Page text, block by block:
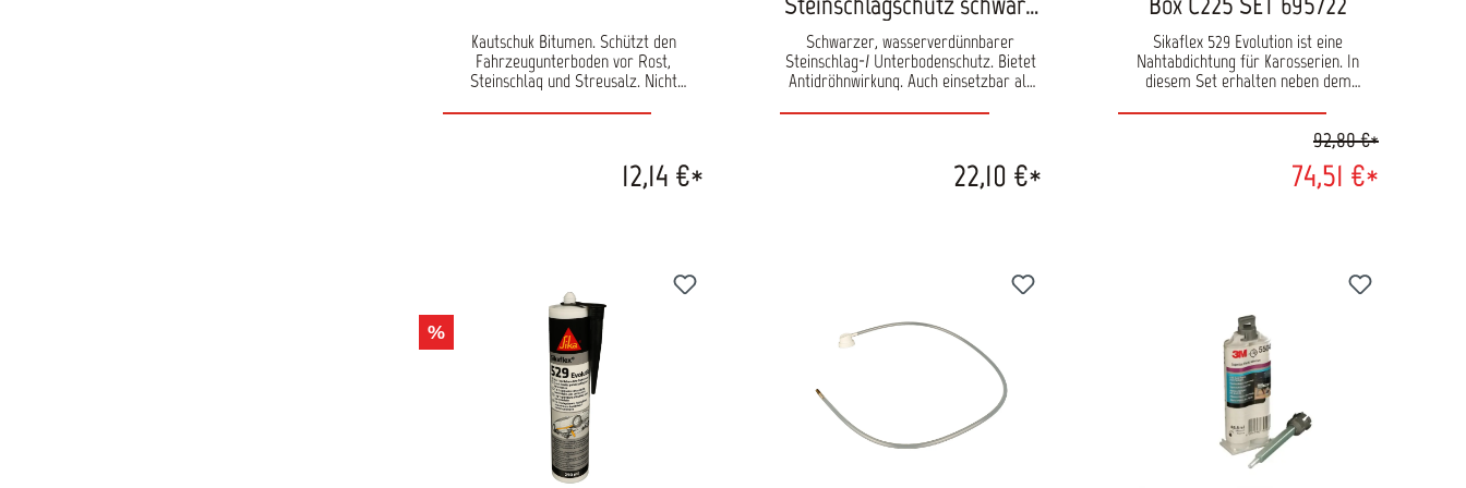
Kautschuk Bitumen. Schützt den
Fahrzeugunterboden vor Rost,
Steinschlag und Streusalz. Nicht
verträglich. Mit Anti Dröhn Effekt. FCKW
12,14 €*
9105
Schwarzer, wasserverdünnbarer
Steinschlag-/ Unterbodenschutz. Bietet
Antidröhnwirkung. Auch einsetzbar als
Ergiebigkeit: 3,0 - 5,0 m²/l
22,10 €*
Sikaflex 529 Evolution ist eine
Nahtabdichtung für Karosserien. In
diesem Set erhalten neben dem
verschiedene Struktureffekte zu
erzeugen. Diese Dichtmasse ist die
Weiterentwicklung des bewährten
Dichtstoffes Sikaflex 529 AT. Durch die
von Originalstrukturen möglich Dämpfen
- mindert Vibrationen und Schall
Schützen - ideal für Radhäuser,
ocker überlackierbar mit gängigen
Lacksystemen sehr gute
Verarbeitungseigenschaften höhere
innerer Festigkeit (Shore Härte A 40)
minimaler Overspray minimale
Schrumpfung beim Trocknen (3%)
74,51 €*
92,80 €*
%